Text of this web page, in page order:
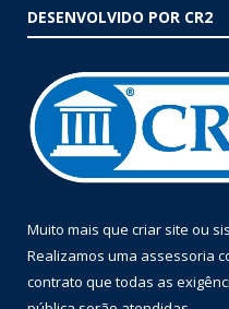
DESENVOLVIDO POR CR2
Muito mais que criar site ou
Realizamos uma assessoria
contrato que todas as